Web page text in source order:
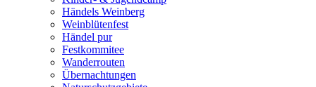
Händels Weinberg
Weinblütenfest
Händel pur
Festkommitee
Wanderrouten
Übernachtungen